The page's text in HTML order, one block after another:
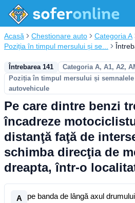
Acasă Chestionare auto
Categoria A
Poziția în timpul mersului și se...
Întrebarea 141
Categoria A, A1, A2,
Poziția în timpul mersului și
autovehicule
Pe care dintre benzi
încadreze
distanţă faţă de
schimba direcţia de
dreapta, într-o
A pe banda de lângă axul